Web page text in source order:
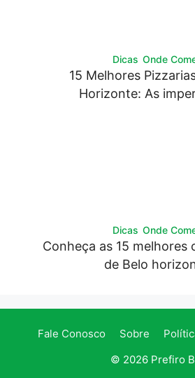
Dicas Onde
15 Melhores
Horizonte: As
Dicas Onde
Conheça as 15 melhores
de Belo
Fale Conosco Sobre